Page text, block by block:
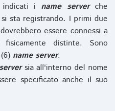
indicati i name serverche
sta registrando. I primi due
essere connessi a
distinte. Sono
name server.
sia all'interno del nome
specificato anche il suo